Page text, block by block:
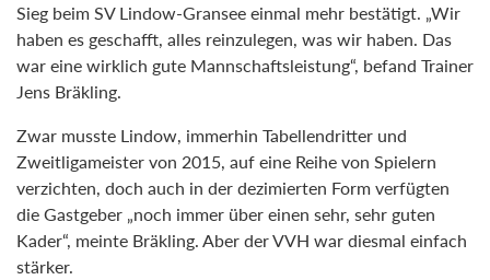
Sieg beim SV Lindow-Gransee einmal mehr bestätigt. „Wir
haben es geschafft, alles reinzulegen, was wir haben. Das
war eine wirklich gute Mannschaftsleistung“, befand Trainer
Jens Bräkling.
Zwar musste Lindow, immerhin Tabellendritter und
Zweitligameister von 2015, auf eine Reihe von Spielern
verzichten, doch auch in der dezimierten Form verfügten
die Gastgeber „noch immer über einen sehr, sehr guten
Kader“, meinte Bräkling. Aber der VVH war diesmal einfach
stärker.